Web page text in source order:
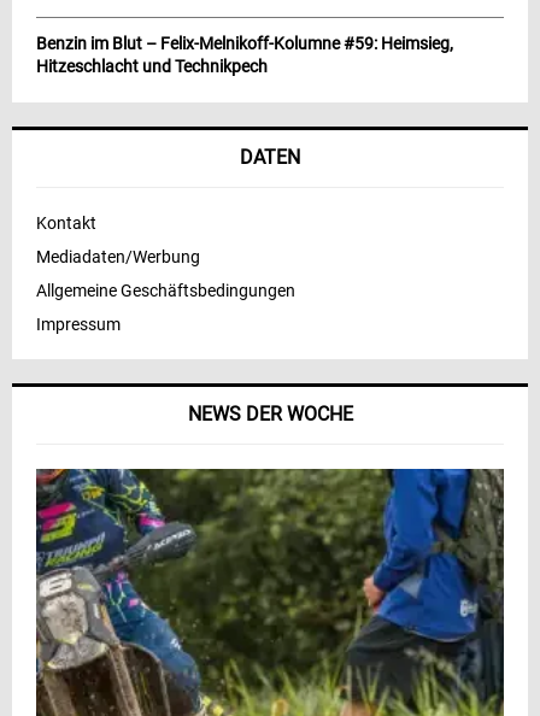
NEWS DER WOCHE
Benzin im Blut – Felix-Melnikoff-Kolumne #59: Heimsieg,
Hitzeschlacht und Technikpech
DATEN
Kontakt
Mediadaten/Werbung
Allgemeine Geschäftsbedingungen
Impressum